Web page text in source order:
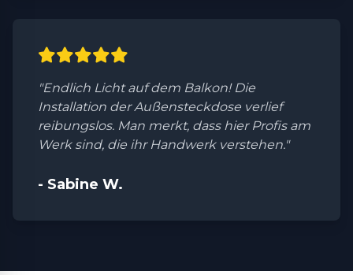
"Endlich Licht auf dem Balkon! Die
Installation der Außensteckdose verlief
reibungslos. Man merkt, dass hier Profis am
Werk sind, die ihr Handwerk verstehen."
- Sabine W.